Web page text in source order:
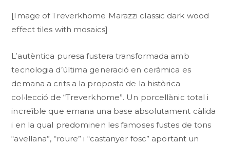
[Image of Treverkhome Marazzi classic dark wood
effect tiles with mosaics]
L’autèntica puresa fustera transformada amb
tecnologia d’última generació en ceràmica es
demana a crits a la proposta de la històrica
col·lecció de “Treverkhome”. Un porcellànic total i
increïble que emana una base absolutament càlida
i en la qual predominen les famoses fustes de tons
“avellana”, “roure” i “castanyer fosc” aportant un